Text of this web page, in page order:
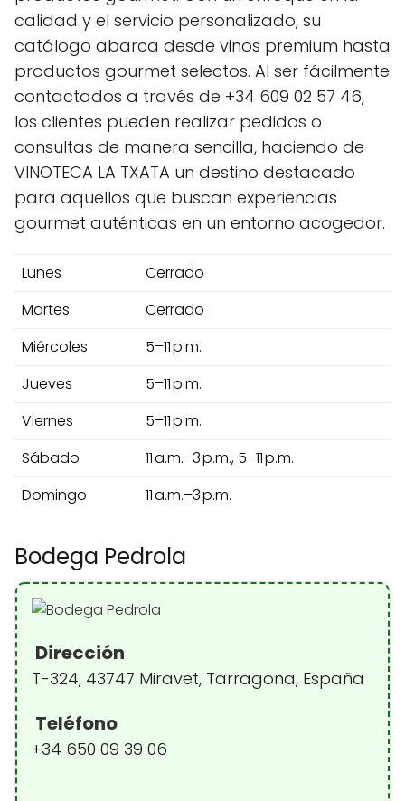
calidad y el servicio personalizado, su
catálogo abarca desde vinos premium hasta
productos gourmet selectos. Al ser fácilmente
contactados a través de +34 609 02 57 46,
los clientes pueden realizar pedidos o
consultas de manera sencilla, haciendo de
VINOTECA LA TXATA un destino destacado
para aquellos que buscan experiencias
gourmet auténticas en un entorno acogedor.
Lunes
Cerrado
Martes
Cerrado
Miércoles
5–11 p.m.
Jueves
5–11 p.m.
Viernes
5–11 p.m.
Sábado
11 a.m.–3 p.m., 5–11 p.m.
Domingo
11 a.m.–3 p.m.
Bodega Pedrola
Dirección
T-324, 43747 Miravet, Tarragona, España
Teléfono
+34 650 09 39 06